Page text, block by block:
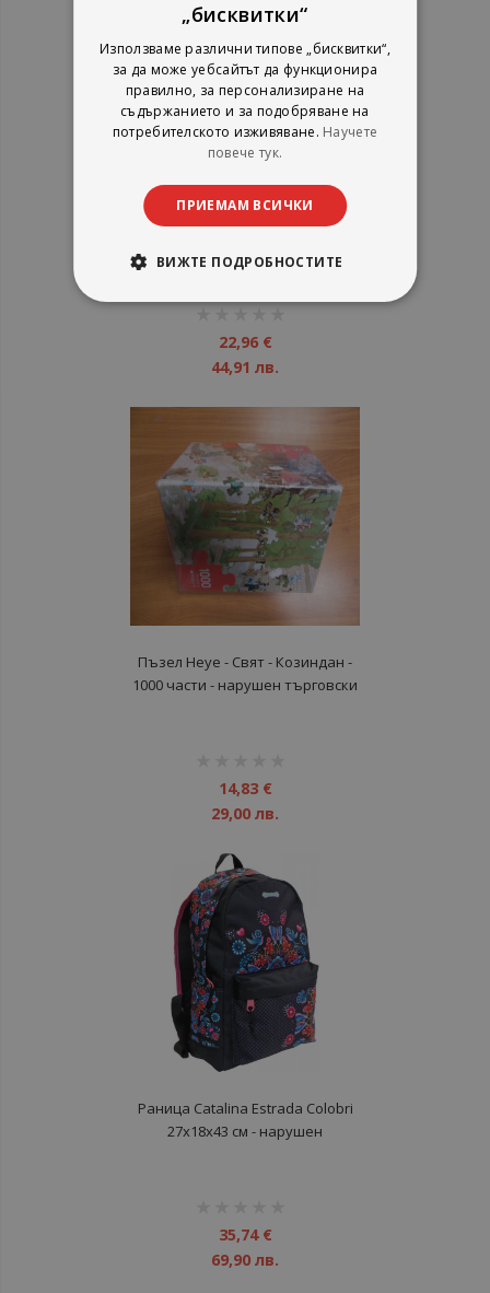
Конструктор Бан Бао - Спец
търговски вид
рейтинг:
22,96 €
44,91 лв.
Пъзел Heye - Свят - Козиндан -
1000 части - нарушен търговски
14,83 €
29,00 лв.
Раница Catalina Estrada Colobri
27x18x43 см - нарушен
35,74 €
69,90 лв.
„бисквитки“
Използваме различни типове „бисквитки“,
за да може уебсайтът да функционира
правилно, за персонализиране на
съдържанието и за подобряване на
потребителското изживяване. Научете
повече тук.
ПРИЕМАМ ВСИЧКИ
ВИЖТЕ ПОДРОБНОСТИТЕ